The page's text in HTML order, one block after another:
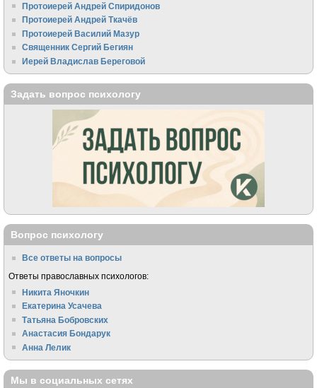
Протоиерей Андрей Спиридонов
Протоиерей Андрей Ткачёв
Протоиерей Василий Мазур
Священник Сергий Бегиян
Иерей Владислав Береговой
Задать вопрос психологу
Вопрос психологу
Все ответы на вопросы
Ответы православных психологов:
Никита Яночкин
Екатерина Усачева
Татьяна Бобровских
Анастасия Бондарук
Анна Лелик
Мы в социальных сетях